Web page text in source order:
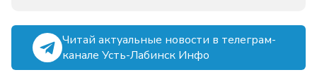
Читай актуальные новости в телеграм-
канале Усть-Лабинск Инфо